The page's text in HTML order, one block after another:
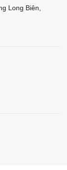
Long Biên,